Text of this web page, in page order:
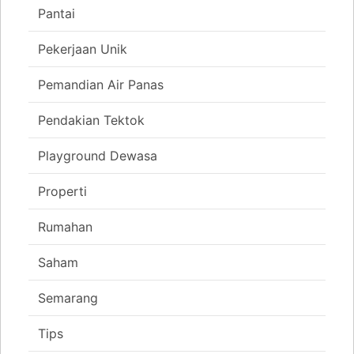
Pantai
Pekerjaan Unik
Pemandian Air Panas
Pendakian Tektok
Playground Dewasa
Properti
Rumahan
Saham
Semarang
Tips